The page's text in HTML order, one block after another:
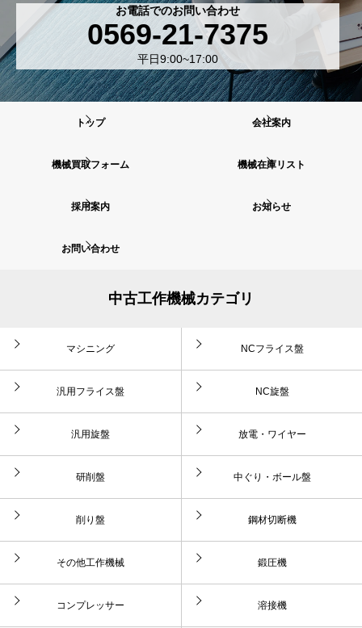
お電話でのお問い合わせ
0569-21-7375
平日9:00~17:00
トップ 会社案内
機械買取フォーム 機械在庫リスト
採用案内 お知らせ
お問い合わせ
中古工作機械カテゴリ
マシニング NCフライス盤
汎用フライス盤 NC旋盤
汎用旋盤 放電・ワイヤー
研削盤 中ぐり・ボール盤
削り盤 鋼材切断機
その他工作機械 鍛圧機
コンプレッサー 溶接機